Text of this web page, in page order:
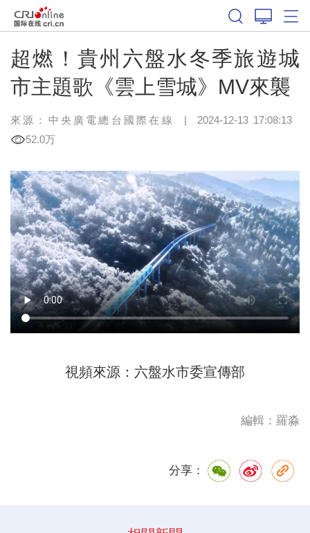
超燃！貴州六盤水冬季旅遊城
市主題歌《雲上雪城》MV來襲
來源：中央廣電總台國際在線 | 2024-12-13 17:08:13
52.0万
視頻來源：六盤水市委宣傳部
編輯：羅淼
分享：